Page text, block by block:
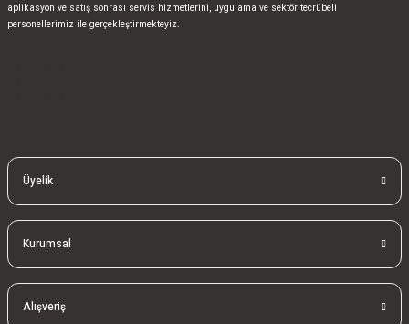
aplikasyon ve satış sonrası servis hizmetlerini, uygulama ve sektör tecrübeli
personellerimiz ile gerçekleştirmekteyiz.
Üyelik
Kurumsal
Alışveriş